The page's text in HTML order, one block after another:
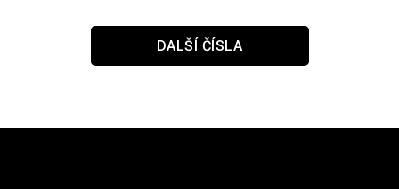
DALŠÍ ČÍSLA